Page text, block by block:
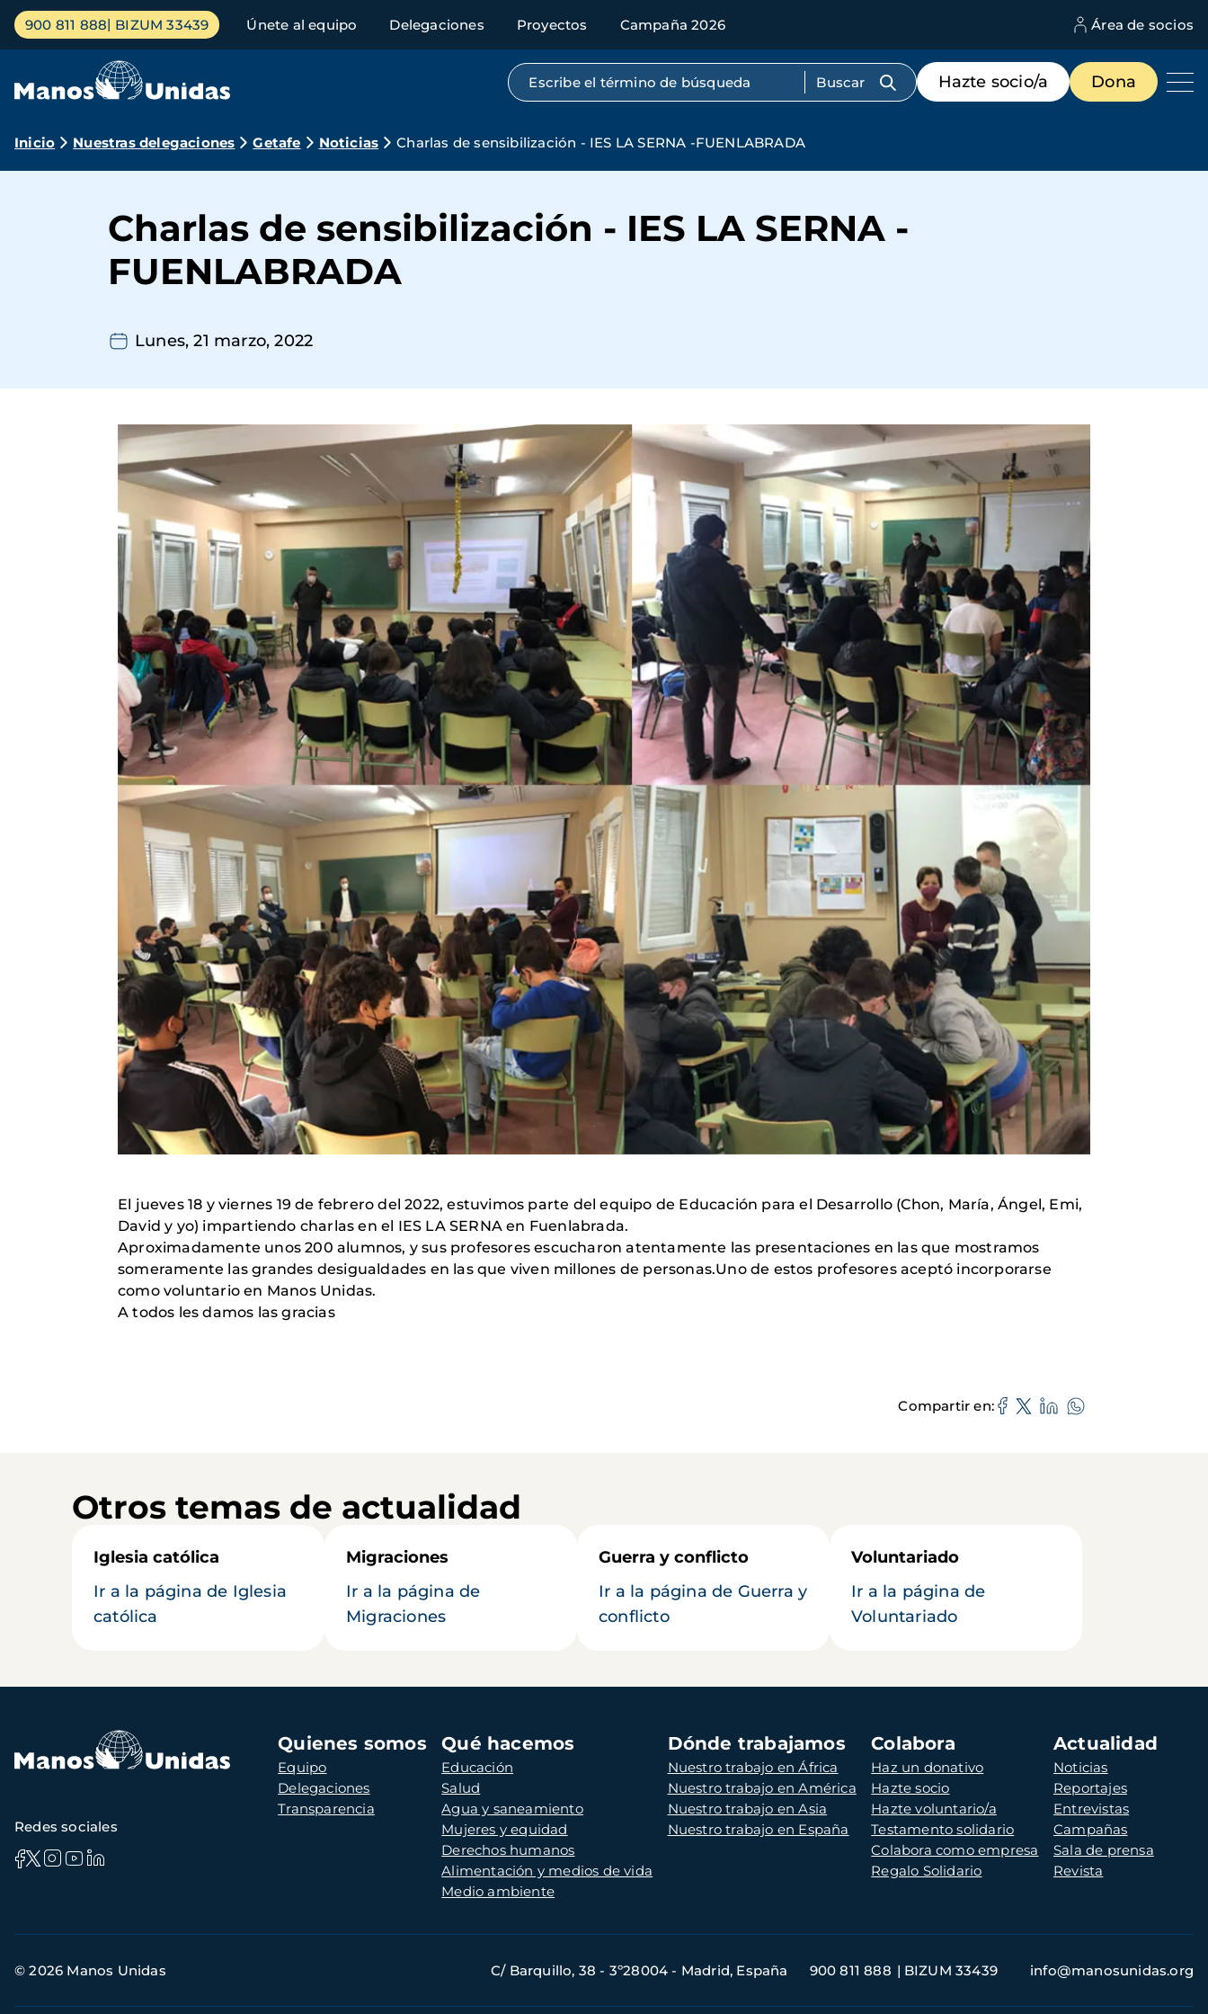
Pasar
contenido
Menú
principal
900 811 888 BIZUM 33439 Únete al equipo Delegaciones Proyectos Campaña 2026 Área de socios
Búsqueda por texto completo
Menú
de
destacados
Hazte socio/a Dona
Ruta
navegación
Inicio Nuestras delegaciones Getafe Noticias Charlas de sensibilización - IES LA SERNA -FUENLABRADA
Charlas de sensibilización - IES LA SERNA -
FUENLABRADA
Lunes, 21 marzo, 2022
El jueves 18 y viernes 19 de febrero del 2022, estuvimos parte del equipo de Educación para el Desarrollo (Chon, María, Ángel, Emi,
David y yo) impartiendo charlas en el IES LA SERNA en Fuenlabrada.
Aproximadamente unos 200 alumnos, y sus profesores escucharon atentamente las presentaciones en las que mostramos
someramente las grandes desigualdades en las que viven millones de personas.Uno de estos profesores aceptó incorporarse
como voluntario en Manos Unidas.
A todos les damos las gracias
Compartir en
Otros temas de actualidad
Iglesia católica
Ir a la página de Iglesia
católica
Migraciones
Ir a la página de
Migraciones
Guerra y conflicto
Ir a la página de Guerra y
conflicto
Voluntariado
Ir a la página de
Voluntariado
Navegación
principal
Quienes somos
Equipo
Delegaciones
Transparencia
Qué hacemos
Educación
Salud
Agua y saneamiento
Mujeres y equidad
Derechos humanos
Alimentación y medios de vida
Medio ambiente
Dónde trabajamos
Nuestro trabajo en África
Nuestro trabajo en América
Nuestro trabajo en Asia
Nuestro trabajo en España
Colabora
Haz un donativo
Hazte socio
Hazte voluntario/a
Testamento solidario
Colabora como empresa
Regalo Solidario
Actualidad
Noticias
Reportajes
Entrevistas
Campañas
Sala de prensa
Revista
Redes sociales
de
© 2026 Manos Unidas C/ Barquillo, 38 - 3º28004 - Madrid, España 900 811 888 BIZUM 33439 info@manosunidas.org